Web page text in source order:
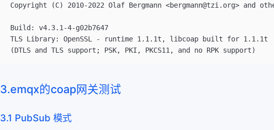
Copyright (C) 2010-2022 Olaf Bergmann <bergmann@tzi.org> and
Build: v4.3.1-4-g02b7647
TLS Library: OpenSSL - runtime 1.1.1t, libcoap built for 1.1.1t
(DTLS and TLS support; PSK, PKI, PKCS11, and no RPK support)
3.emqx的coap网关测试
3.1 PubSub 模式